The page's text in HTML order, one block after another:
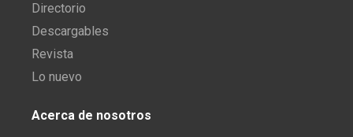
Directorio
Descargables
Revista
Lo nuevo
Acerca de nosotros